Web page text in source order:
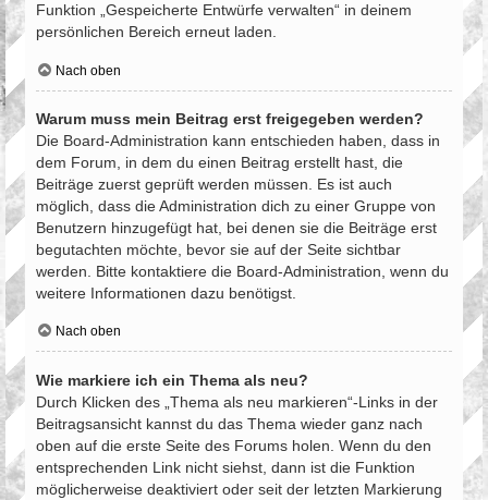
Funktion „Gespeicherte Entwürfe verwalten“ in deinem
persönlichen Bereich erneut laden.
Nach oben
Warum muss mein Beitrag erst freigegeben werden?
Die Board-Administration kann entschieden haben, dass in
dem Forum, in dem du einen Beitrag erstellt hast, die
Beiträge zuerst geprüft werden müssen. Es ist auch
möglich, dass die Administration dich zu einer Gruppe von
Benutzern hinzugefügt hat, bei denen sie die Beiträge erst
begutachten möchte, bevor sie auf der Seite sichtbar
werden. Bitte kontaktiere die Board-Administration, wenn du
weitere Informationen dazu benötigst.
Nach oben
Wie markiere ich ein Thema als neu?
Durch Klicken des „Thema als neu markieren“-Links in der
Beitragsansicht kannst du das Thema wieder ganz nach
oben auf die erste Seite des Forums holen. Wenn du den
entsprechenden Link nicht siehst, dann ist die Funktion
möglicherweise deaktiviert oder seit der letzten Markierung